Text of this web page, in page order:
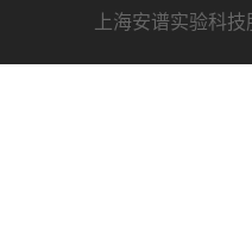
上海安谱实验科